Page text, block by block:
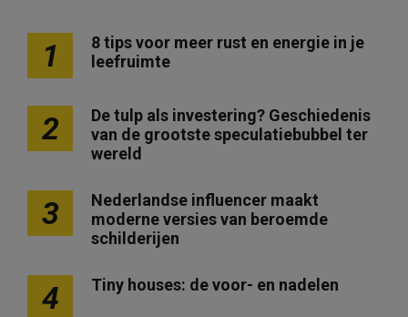
1
8 tips voor meer rust en energie in je
leefruimte
2
De tulp als investering? Geschiedenis
van de grootste speculatiebubbel ter
wereld
3
Nederlandse influencer maakt
moderne versies van beroemde
schilderijen
4 Tiny houses: de voor- en nadelen